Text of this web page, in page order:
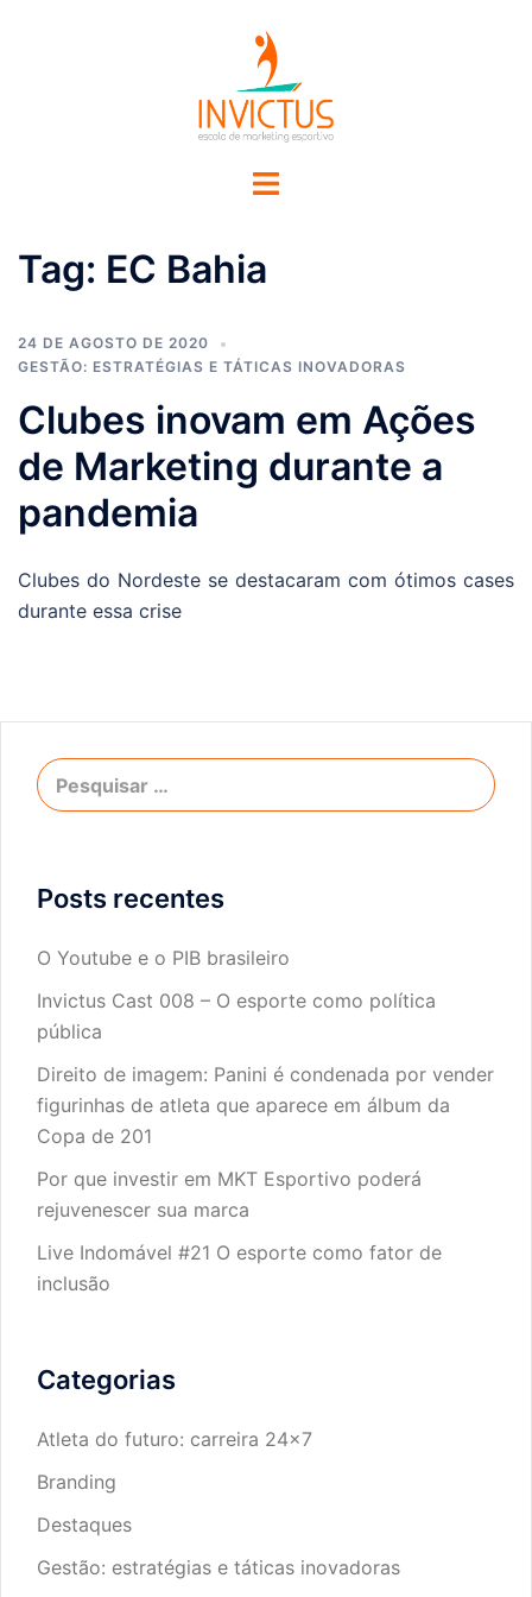
Tag: EC Bahia
24 DE AGOSTO DE 2020
GESTÃO: ESTRATÉGIAS E TÁTICAS INOVADORAS
Clubes inovam em Ações
de Marketing durante a
pandemia
Clubes do Nordeste se destacaram com ótimos cases
durante essa crise
Posts recentes
O Youtube e o PIB brasileiro
Invictus Cast 008 – O esporte como política
pública
Direito de imagem: Panini é condenada por vender
figurinhas de atleta que aparece em álbum da
Copa de 201
Por que investir em MKT Esportivo poderá
rejuvenescer sua marca
Live Indomável #21 O esporte como fator de
inclusão
Categorias
Atleta do futuro: carreira 24×7
Branding
Destaques
Gestão: estratégias e táticas inovadoras